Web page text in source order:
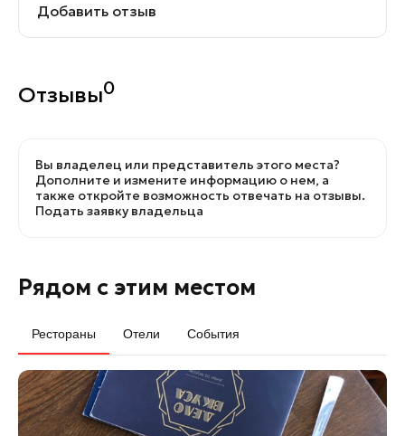
Добавить отзыв
Отзывы0
Вы владелец или представитель этого места?
Дополните и измените информацию о нем, а
также откройте возможность отвечать на отзывы.
Подать заявку владельца
Рядом с этим местом
Рестораны Отели События